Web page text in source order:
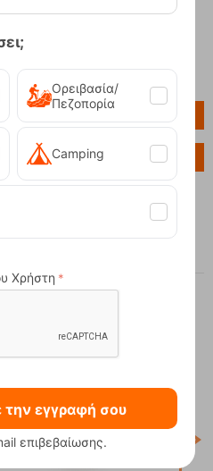
Ορειβασία/
Πεζοπορία
Camping
Χρήστη
την εγγραφή σου
επιβεβαίωσης.